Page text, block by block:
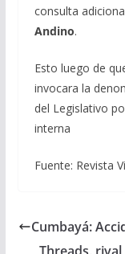
consulta
Andino.
Esto luego de
invocara la
del Legislativo
interna
Fuente: Revista
Cumbayá: